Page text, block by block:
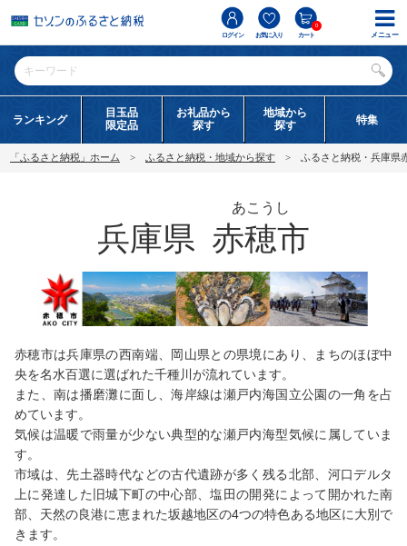
ログイン お気に入り カート
0
ランキング
目玉品
限定品
お礼品から
探す
地域から
探す
特集
「ふるさと納税」ホーム ふるさと納税・地域から探す ふるさと納税・兵庫県
兵庫県 赤穂市
あこうし
赤穂市は兵庫県の西南端、岡山県との県境にあり、まちのほぼ中
央を名水百選に選ばれた千種川が流れています。
また、南は播磨灘に面し、海岸線は瀬戸内海国立公園の一角を占
めています。
気候は温暖で雨量が少ない典型的な瀬戸内海型気候に属していま
す。
市域は、先土器時代などの古代遺跡が多く残る北部、河口デルタ
上に発達した旧城下町の中心部、塩田の開発によって開かれた南
部、天然の良港に恵まれた坂越地区の4つの特色ある地区に大別で
きます。
メニュー